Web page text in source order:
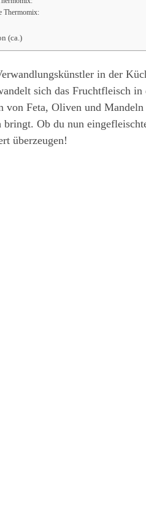
Thermomix:
(ca.)
in der
sich das Fruchtfleisch
von Feta, Oliven und
Ob du nun
überzeugen!